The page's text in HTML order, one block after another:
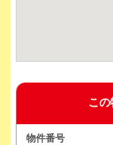
この
物件番号